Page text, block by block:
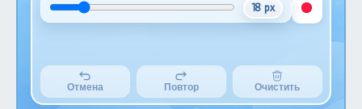
18 px
Отмена Повтор Очистить